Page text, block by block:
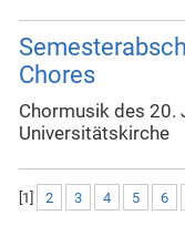
Chores
Chormusik des 20.
Universitätskirche
[1] 2 3 4 5 6